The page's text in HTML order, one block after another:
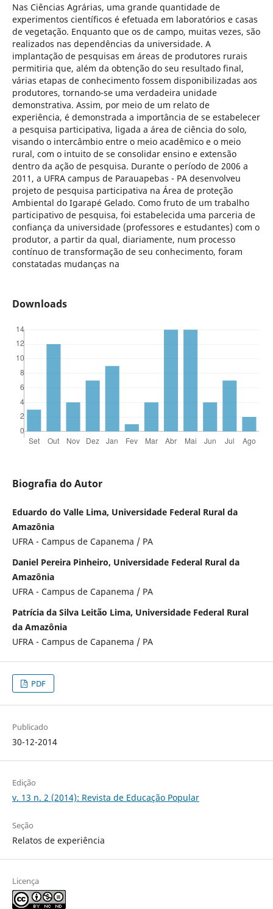
Nas Ciências Agrárias, uma grande quantidade de
experimentos científicos é efetuada em laboratórios e casas
de vegetação. Enquanto que os de campo, muitas vezes, são
realizados nas dependências da universidade. A
implantação de pesquisas em áreas de produtores rurais
permitiria que, além da obtenção do seu resultado final,
várias etapas de conhecimento fossem disponibilizadas aos
produtores, tornando-se uma verdadeira unidade
demonstrativa. Assim, por meio de um relato de
experiência, é demonstrada a importância de se estabelecer
a pesquisa participativa, ligada a área de ciência do solo,
visando o intercâmbio entre o meio acadêmico e o meio
rural, com o intuito de se consolidar ensino e extensão
dentro da ação de pesquisa. Durante o período de 2006 a
2011, a UFRA campus de Parauapebas - PA desenvolveu
projeto de pesquisa participativa na Área de proteção
Ambiental do Igarapé Gelado. Como fruto de um trabalho
participativo de pesquisa, foi estabelecida uma parceria de
confiança da universidade (professores e estudantes) com o
produtor, a partir da qual, diariamente, num processo
contínuo de transformação de seu conhecimento, foram
constatadas mudanças na
Downloads
Biografia do Autor
Eduardo do Valle Lima, Universidade Federal Rural da
Amazônia
UFRA - Campus de Capanema / PA
Daniel Pereira Pinheiro, Universidade Federal Rural da
Amazônia
UFRA - Campus de Capanema / PA
Patrícia da Silva Leitão Lima, Universidade Federal Rural
da Amazônia
UFRA - Campus de Capanema / PA
PDF
Publicado
30-12-2014
Edição
v. 13 n. 2 (2014): Revista de Educação Popular
Seção
Relatos de experiência
Licença